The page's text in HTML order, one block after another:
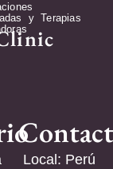
y Terapias
Local: Perú